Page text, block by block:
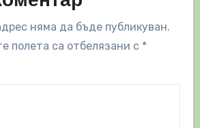
няма да бъде публикуван.
полета са отбелязани с *